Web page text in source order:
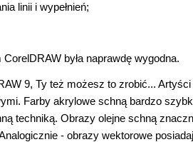
linii i wypełnień;
była naprawdę wygodna.
9, Ty też możesz to zrobić...
Farby akrylowe schną bardzo
techniką. Obrazy olejne schną
- obrazy wektorowe